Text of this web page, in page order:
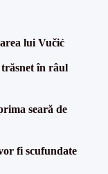
lui Vučić
în râul
seară de
fi scufundate